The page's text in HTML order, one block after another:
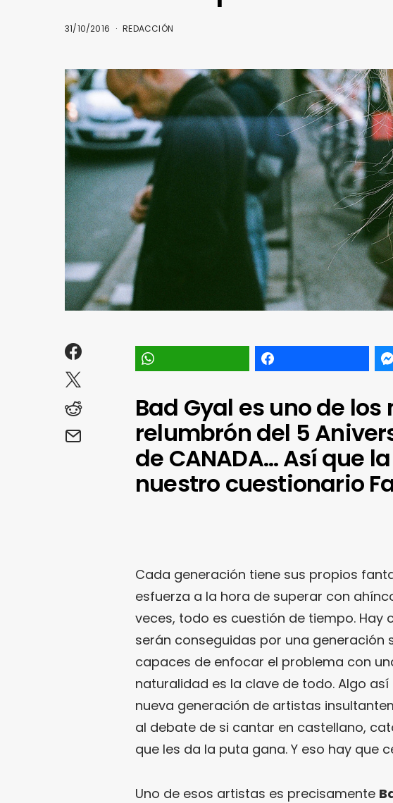
31/10/2016 REDACCIÓN
Bad Gyal es uno de
relumbrón del 5
de CANADA… Así que
nuestro cuestionario
Cada generación tiene sus propios
esfuerza a la hora de superar con
veces, todo es cuestión de tiempo. Hay
serán conseguidas por una generación
capaces de enfocar el problema con
naturalidad es la clave de todo. Algo
nueva generación de artistas
al debate de si cantar en castellano,
que les da la puta gana. Y eso hay que
Uno de esos artistas es precisamente